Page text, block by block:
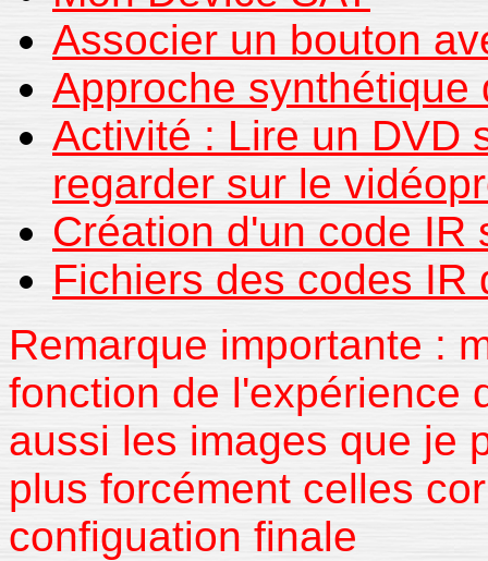
Associer un bouton
Approche synthétique
Activité : Lire un DVD
regarder sur le
Création d'un code IR
Fichiers des codes IR
Remarque importante :
fonction de l'expérience
aussi les images que je
plus forcément celles
configuation finale